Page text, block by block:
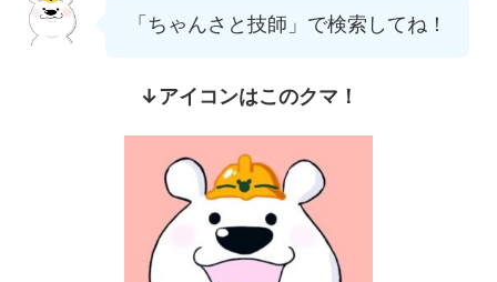
「ちゃんさと技師」で検索してね！
↓アイコンはこのクマ！